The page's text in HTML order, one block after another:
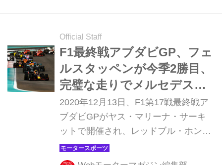
Official Staff
F1最終戦アブダビGP、フェ
ルスタッペンが今季2勝目、
完璧な走りでメルセデス勢
を圧倒【モータースポー
ツ】
2020年12月13日、F1第17戦最終戦ア
ブダビGPがヤス・マリーナ・サーキ
ットで開催され、レッドブル・ホンダ
のマックス・フェルスタッペンが優
勝。2位にはメルセデスのバルテリ・